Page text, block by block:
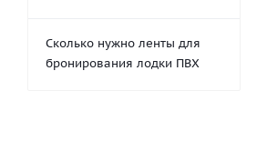
Сколько нужно ленты для
бронирования лодки ПВХ